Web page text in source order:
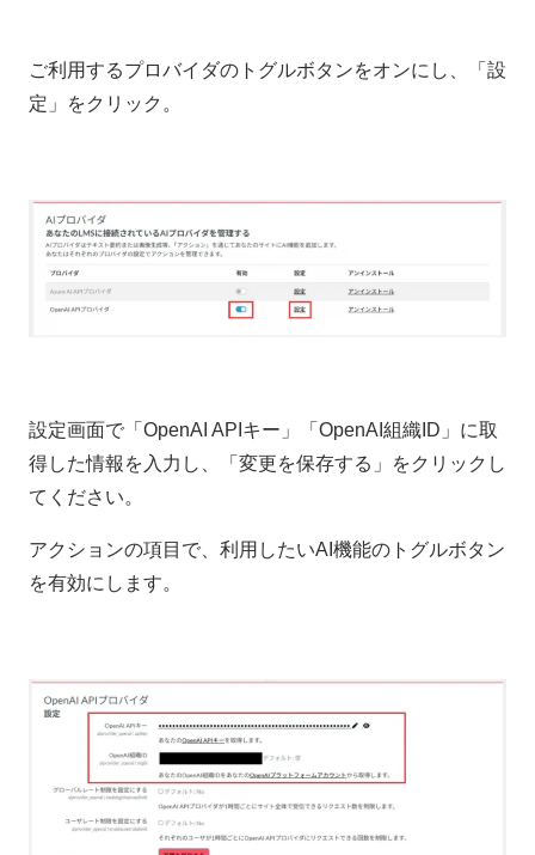
ご利用するプロバイダのトグルボタンをオンにし、「設
定」をクリック。
設定画面で「OpenAI APIキー」「OpenAI組織ID」に取
得した情報を入力し、「変更を保存する」をクリックし
てください。
アクションの項目で、利用したいAI機能のトグルボタン
を有効にします。